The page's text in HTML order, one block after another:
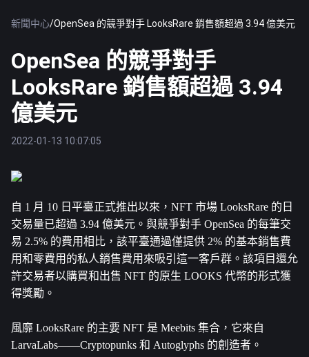
新聞中心/OpenSea 的競爭對手 LooksRare 銷售額超過 3.94 億美元
OpenSea 的競爭對手
LooksRare 銷售額超過 3.94
億美元
2022-01-13 10:07:05
自 1 月 10 日平臺正式推出以來，NFT 市場 LooksRare 的日
交易量已超過 3.94 億美元。與競爭對手 OpenSea 的每筆交
易 2.5% 的費用相比，該平臺通過僅提供 2% 的基本銷售費
用和零費用的私人銷售費用來吸引這一客戶群。該項目還允
許交易者以購買和出售 NFT 的原生 LOOKS 代幣的形式獲
得獎勵。
風靡 LooksRare 的主要 NFT 是 Meebits 集合，它來自
LarvaLabs——Cryptopunks 和 Autoglyphs 的創造者。